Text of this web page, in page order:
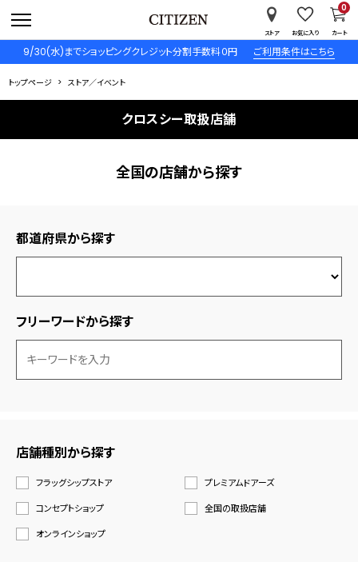
9/30(水)までショッピングクレジット分割手数料０円 ご利用条件はこちら
ストア お気に入り カート
0
トップページ ストア／イベント
クロスシー取扱店舗
全国の店舗から探す
都道府県から探す
フリーワードから探す
店舗種別から探す
フラッグシップストア
プレミアムドアーズ
コンセプトショップ
全国の取扱店舗
オンラインショップ